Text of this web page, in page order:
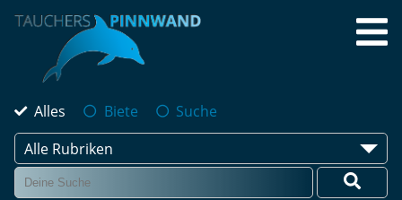
Alles Biete
Suche
Alle Rubriken